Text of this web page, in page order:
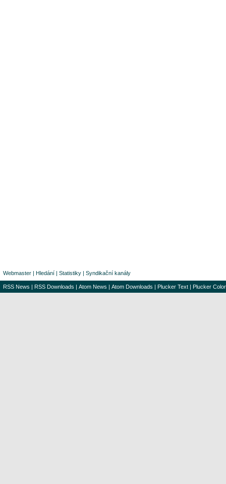
Webmaster | Hledání | Statistiky | Syndikační kanály
RSS News | RSS Downloads | Atom News | Atom Downloads | Plucker Text | Plucker Color